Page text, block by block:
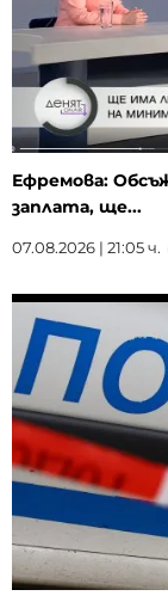
Ефремова:
заплата, ще...
07.08.2026 | 21:05 ч.